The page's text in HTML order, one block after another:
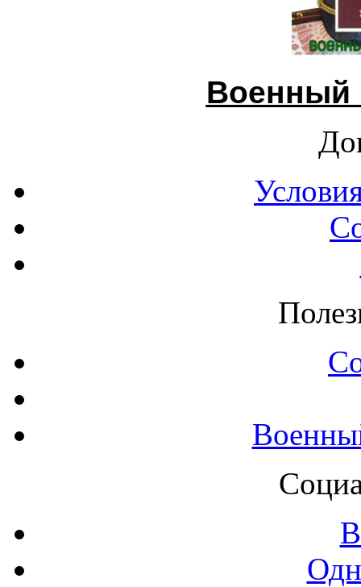
Военный